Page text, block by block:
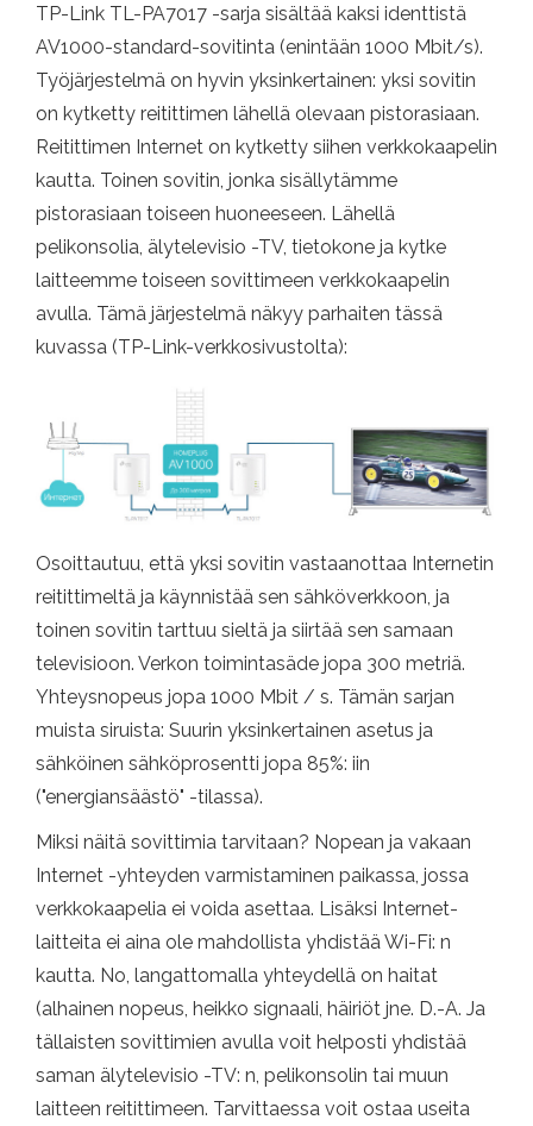
TP-Link TL-PA7017 -sarja sisältää kaksi identtistä
AV1000-standard-sovitinta (enintään 1000 Mbit/s).
Työjärjestelmä on hyvin yksinkertainen: yksi sovitin
on kytketty reitittimen lähellä olevaan pistorasiaan.
Reitittimen Internet on kytketty siihen verkkokaapelin
kautta. Toinen sovitin, jonka sisällytämme
pistorasiaan toiseen huoneeseen. Lähellä
pelikonsolia, älytelevisio -TV, tietokone ja kytke
laitteemme toiseen sovittimeen verkkokaapelin
avulla. Tämä järjestelmä näkyy parhaiten tässä
kuvassa (TP-Link-verkkosivustolta):
Osoittautuu, että yksi sovitin vastaanottaa Internetin
reitittimeltä ja käynnistää sen sähköverkkoon, ja
toinen sovitin tarttuu sieltä ja siirtää sen samaan
televisioon. Verkon toimintasäde jopa 300 metriä.
Yhteysnopeus jopa 1000 Mbit / s. Tämän sarjan
muista siruista: Suurin yksinkertainen asetus ja
sähköinen sähköprosentti jopa 85%: iin
("energiansäästö" -tilassa).
Miksi näitä sovittimia tarvitaan? Nopean ja vakaan
Internet -yhteyden varmistaminen paikassa, jossa
verkkokaapelia ei voida asettaa. Lisäksi Internet-
laitteita ei aina ole mahdollista yhdistää Wi-Fi: n
kautta. No, langattomalla yhteydellä on haitat
(alhainen nopeus, heikko signaali, häiriöt jne. D.-A. Ja
tällaisten sovittimien avulla voit helposti yhdistää
saman älytelevisio -TV: n, pelikonsolin tai muun
laitteen reitittimeen. Tarvittaessa voit ostaa useita